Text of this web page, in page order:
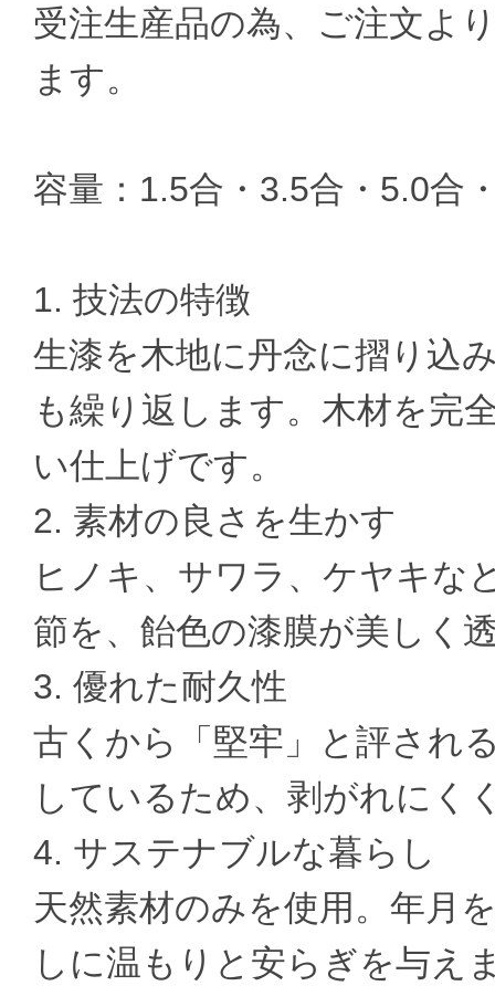
受注生産品の為、ご注文よ
ます。
容量：1.5合・3.5合・5.0合
1. 技法の特徴
生漆を木地に丹念に摺り込
も繰り返します。木材を完
い仕上げです。
2. 素材の良さを生かす
ヒノキ、サワラ、ケヤキな
節を、飴色の漆膜が美しく
3. 優れた耐久性
古くから「堅牢」と評され
しているため、剥がれにく
4. サステナブルな暮らし
天然素材のみを使用。年月
しに温もりと安らぎを与え